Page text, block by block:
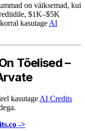
on väiksemad, kui
$1K–$5K
kasutage AI
Tõelised –
kasutage AI Credits
->